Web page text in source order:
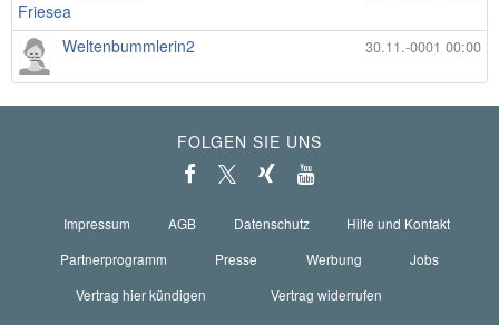
30.11.-0001 00:00
Weltenbummlerin2
FOLGEN SIE UNS
Impressum AGB Datenschutz
Hilfe und Kontakt
Partnerprogramm
Presse Werbung
Jobs
Vertrag hier kündigen
Vertrag widerrufen